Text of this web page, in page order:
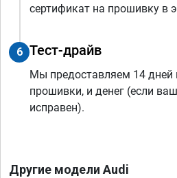
сертификат на прошивку в
6 Тест-драйв
Мы предоставляем 14 дней
прошивки, и денег (если
исправен).
Другие модели Audi